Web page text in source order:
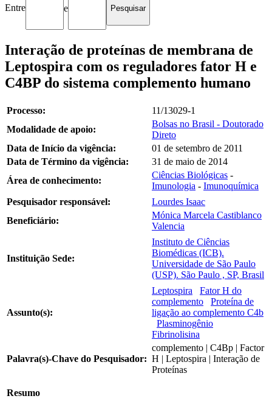
Entre e
Interação de proteínas de membrana de
Leptospira com os reguladores fator H e
C4BP do sistema complemento humano
Processo:
11/13029-1
Modalidade de apoio:
Bolsas no Brasil - Doutorado
Direto
Data de Início da vigência:
01 de setembro de 2011
Data de Término da vigência:
31 de maio de 2014
Área de conhecimento:
Ciências Biológicas -
Imunologia - Imunoquímica
Pesquisador responsável:
Lourdes Isaac
Beneficiário:
Mónica Marcela Castiblanco
Valencia
Instituição Sede:
Instituto de Ciências
Biomédicas (ICB).
Universidade de São Paulo
(USP). São Paulo , SP, Brasil
Assunto(s):
Leptospira
Fator H do
complemento
Proteína de
ligação ao complemento C4b
Plasminogênio
Fibrinolisina
Palavra(s)-Chave do Pesquisador:
complemento | C4Bp | Factor
H | Leptospira | Interação de
Proteínas
Resumo